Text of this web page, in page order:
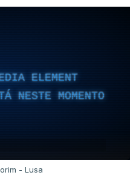
ELEMENT
NESTE MOMENTO
- Lusa